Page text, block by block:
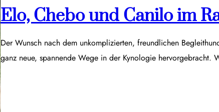
Elo, Chebo und Canilo im
Der Wunsch nach dem unkomplizierten, freundlichen
ganz neue, spannende Wege in der Kynologie hervorgebracht.